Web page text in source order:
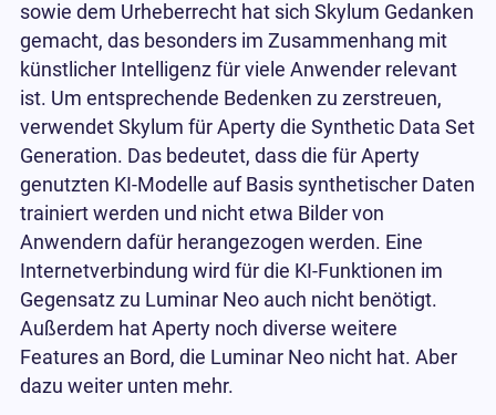
sowie dem Urheberrecht hat sich Skylum Gedanken
gemacht, das besonders im Zusammenhang mit
künstlicher Intelligenz für viele Anwender relevant
ist. Um entsprechende Bedenken zu zerstreuen,
verwendet Skylum für Aperty die Synthetic Data Set
Generation. Das bedeutet, dass die für Aperty
genutzten KI-Modelle auf Basis synthetischer Daten
trainiert werden und nicht etwa Bilder von
Anwendern dafür herangezogen werden. Eine
Internetverbindung wird für die KI-Funktionen im
Gegensatz zu Luminar Neo auch nicht benötigt.
Außerdem hat Aperty noch diverse weitere
Features an Bord, die Luminar Neo nicht hat. Aber
dazu weiter unten mehr.